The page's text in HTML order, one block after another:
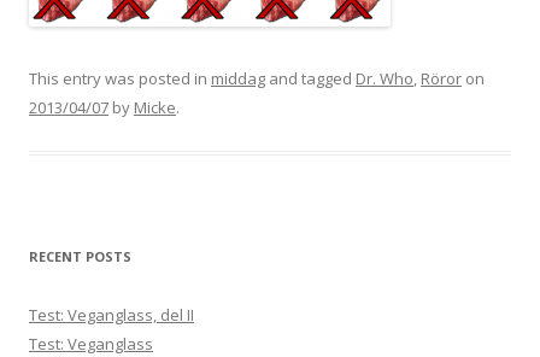
This entry was posted in middag and tagged Dr. Who, Röror on
2013/04/07 by Micke.
RECENT POSTS
Test: Veganglass, del II
Test: Veganglass